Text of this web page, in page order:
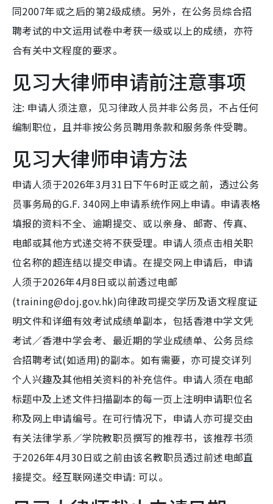
同2007年或之后的第2级成绩。另外，在公务员综合招
聘考试的中文运用试卷中考获一级或以上的成绩，亦符
合有关中文程度的要求。
见习大律师申请前注意事项
注: 申请人须注意，见习律政人员并非公务员，不占任何
编制职位，且并非按公务员聘用条款和服务条件受聘。
见习大律师申请方法
申请人须于2026年3月31日下午6时正或之前，透过公务
员事务局的G.F. 340网上申请系统作网上申请。申请表格
填报的资料不全、逾期提交、或以亲身、邮寄、传真、
电邮或其他方式递交将不获受理。申请人须点击相关职
位名称的超连结以提交申请。在提交网上申请后，申请
人须于2026年4月8日或以前透过电邮
(training@doj.gov.hk)向律政司提交学历及语文程度证
明文件和详细有效考试成绩单副本，包括香港中学文凭
考试／香港中学会考、最近期的学业成绩单、公务员综
合招聘考试(如适用)的副本。如有需要，亦可提交详列
个人兴趣及其他相关资料的补充信件。申请人须在电邮
标题中及上述文件扫描副本的每一页上注明申请职位名
称及网上申请编号。在可行情况下，申请人亦可提交由
有关法律学系／学院教职员撰写的推荐书，该推荐书须
于2026年4月30日或之前由该名教职员透过前述电邮直
接提交。经互联网递交申请: 可以。